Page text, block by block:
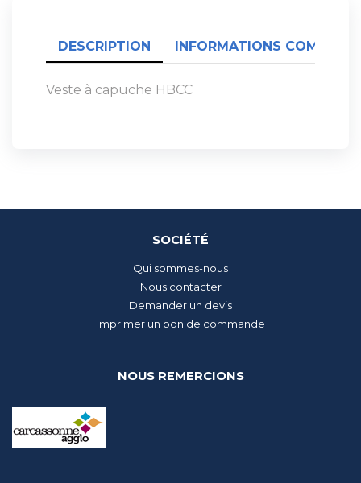
DESCRIPTION INFORMATIONS
Veste à capuche HBCC
SOCIÉTÉ
Qui sommes-nous
Nous contacter
Demander un devis
Imprimer un bon de commande
NOUS REMERCIONS